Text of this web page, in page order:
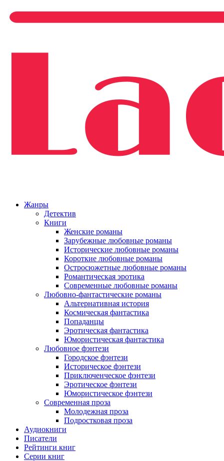
Жанры
Детектив
Книги
Женские романы
Зарубежные любовные романы
Исторические любовные романы
Короткие любовные романы
Остросюжетные любовные романы
Романтическая эротика
Современные любовные романы
Любовно-фантастические романы
Альтернативная история
Космическая фантастика
Попаданцы
Эротическая фантастика
Юмористическая фантастика
Любовное фэнтези
Городское фэнтези
Историческое фэнтези
Приключенческое фэнтези
Эротическое фэнтези
Юмористическое фэнтези
Современная проза
Молодежная проза
Подростковая проза
Аудиокниги
Писатели
Рейтинги книг
Серии книг